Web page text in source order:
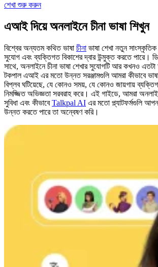
শেখা শুরু করুন
এআই দিয়ে অনলাইনে চীনা ভাষা শিখুন
বিশ্বের অন্যতম কথিত ভাষা চীনা ভাষা শেখা নতুন সাংস্কৃতিক
সুযোগ এবং ব্যক্তিগত বিকাশের দ্বার উন্মুক্ত করতে পারে।
সাথে, অনলাইনে চীনা ভাষা শেখার সুযোগটি আর কখনও এতটা
টকপাল এআই এর মতো উন্নত সরঞ্জামগুলি আমরা কীভাবে ভাষা
বিপ্লব ঘটিয়েছে, যে কোনও সময়, যে কোনও জায়গায়
নিমজ্জিত অভিজ্ঞতা সরবরাহ করে। এই গাইডে, আমরা
সুবিধা এবং কীভাবেTalkpal AI এর মতো প্ল্যাটফর্মগুলি
উন্নত করতে পারে তা অন্বেষণ করি।